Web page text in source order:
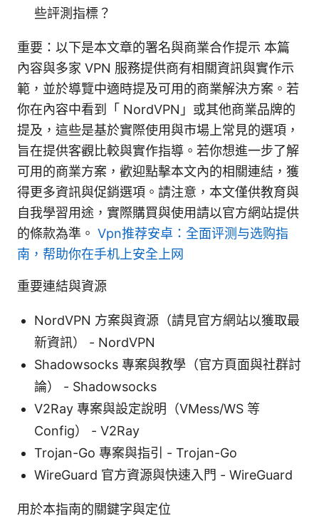
些評測指標？
重要：以下是本文章的署名與商業合作提示 本篇
內容與多家 VPN 服務提供商有相關資訊與實作示
範，並於導覽中適時提及可用的商業解決方案。若
你在內容中看到「 NordVPN」或其他商業品牌的
提及，這些是基於實際使用與市場上常見的選項，
旨在提供客觀比較與實作指導。若你想進一步了解
可用的商業方案，歡迎點擊本文內的相關連結，獲
得更多資訊與促銷選項。請注意，本文僅供教育與
自我學習用途，實際購買與使用請以官方網站提供
的條款為準。 Vpn推荐安卓：全面评测与选购指
南，帮助你在手机上安全上网
重要連結與資源
NordVPN 方案與資源（請見官方網站以獲取最
新資訊） - NordVPN
Shadowsocks 專案與教學（官方頁面與社群討
論） - Shadowsocks
V2Ray 專案與設定說明（VMess/WS 等
Config） - V2Ray
Trojan-Go 專案與指引 - Trojan-Go
WireGuard 官方資源與快速入門 - WireGuard
用於本指南的關鍵字與定位